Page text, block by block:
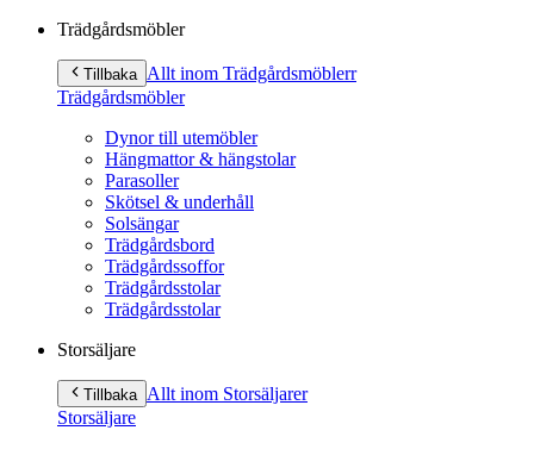
Trädgårdsmöbler
Tillbaka Allt inom Trädgårdsmöblerr
Trädgårdsmöbler
Dynor till utemöbler
Hängmattor & hängstolar
Parasoller
Skötsel & underhåll
Solsängar
Trädgårdsbord
Trädgårdssoffor
Trädgårdsstolar
Trädgårdsstolar
Storsäljare
Tillbaka Allt inom Storsäljarer
Storsäljare